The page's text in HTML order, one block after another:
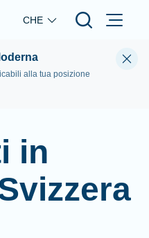
Skip to main content
CHE
alla tua posizione
in